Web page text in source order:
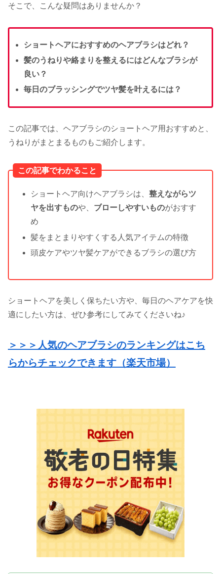
そこで、こんな疑問はありませんか？
ショートヘアにおすすめのヘアブラシはどれ？
髪のうねりや絡まりを整えるにはどんなブラシが
良い？
毎日のブラッシングでツヤ髪を叶えるには？
この記事では、ヘアブラシのショートヘア用おすすめと、
うねりがまとまるものもご紹介します。
この記事でわかること
ショートヘア向けヘアブラシは、整えながらツ
ヤを出すものや、 ブローしやすいものがおすす
め
髪をまとまりやすくする人気アイテムの特徴
頭皮ケアやツヤ髪ケアができるブラシの選び方
ショートヘアを美しく保ちたい方や、毎日のヘアケアを快
適にしたい方は、ぜひ参考にしてみてくださいね♪
＞＞＞人気のヘアブラシのランキングはこち
らからチェックできます（楽天市場）